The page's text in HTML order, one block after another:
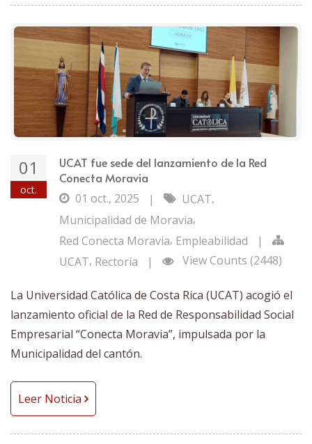
01
oct.
UCAT fue sede del lanzamiento de la Red
Conecta Moravia
01 oct., 2025
| UCAT,
Municipalidad de Moravia,
Red Conecta Moravia, Empleabilidad
|
UCAT, Rectoría | View Counts (2448)
La Universidad Católica de Costa Rica (UCAT) acogió el
lanzamiento oficial de la Red de Responsabilidad Social
Empresarial “Conecta Moravia”, impulsada por la
Municipalidad del cantón.
Leer Noticia